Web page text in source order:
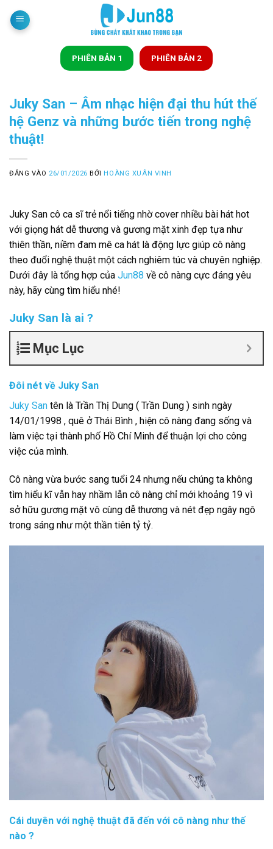
qua
PHIÊN BẢN 1 PHIÊN BẢN 2
Juky San – Âm nhạc hiện đại thu hút thế
hệ Genz và những bước tiến trong nghệ
thuật!
ĐĂNG VÀO 26/01/2026 BỞI HOÀNG XUÂN VINH
Juky San cô ca sĩ trẻ nổi tiếng nhờ cover nhiều bài hát hot
với giọng hát dễ thương và gương mặt xinh đẹp tựa như
thiên thần, niềm đam mê ca hát là động lực giúp cô nàng
theo đuổi nghệ thuật một cách nghiêm túc và chuyên nghiệp.
Dưới đây là tổng hợp của Jun88 về cô nàng cực đáng yêu
này, hãy cùng tìm hiểu nhé!
Juky San là ai ?
Mục Lục
Đôi nét về Juky San
Juky San tên là Trần Thị Dung ( Trần Dung ) sinh ngày
14/01/1998 , quê ở Thái Bình , hiện cô nàng đang sống và
làm việc tại thành phố Hồ Chí Minh để thuận lợi cho công
việc của mình.
Cô nàng vừa bước sang tuổi 24 nhưng nếu chúng ta không
tìm hiểu kĩ vẫn hay nhầm lẫn cô nàng chỉ mới khoảng 19 vì
sở hữu gương mặt vô cùng dễ thương và nét đẹp ngây ngô
trong sáng như một thần tiên tỷ tỷ.
Cái duyên với nghệ thuật đã đến với cô nàng như thế
nào ?